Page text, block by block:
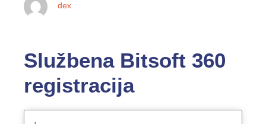
dex
Službena Bitsoft 360
registracija